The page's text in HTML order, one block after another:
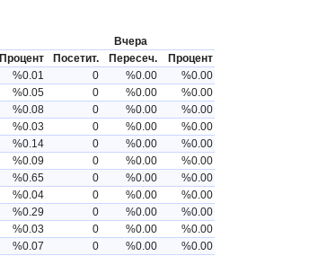
Вчера
Процент Посетит. Пересеч.
Процент
%0.01 0 %0.00
%0.00
%0.05 0 %0.00
%0.00
%0.08 0 %0.00
%0.00
%0.03 0 %0.00
%0.00
%0.14 0 %0.00
%0.00
%0.09 0 %0.00
%0.00
%0.65 0 %0.00
%0.00
%0.04 0 %0.00
%0.00
%0.29 0 %0.00
%0.00
%0.03 0 %0.00
%0.00
%0.07 0 %0.00
%0.00